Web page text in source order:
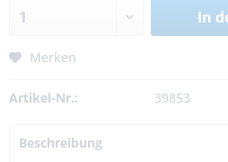
In
Merken
Artikel-Nr.: 39853
Beschreibung